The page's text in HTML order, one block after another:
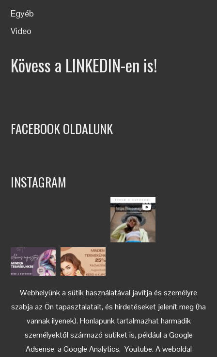
Webhelyünk a sütik használatával javítja és személyre
szabja az Ön tapasztalatait, és hirdetéseket jelenít meg (ha
vannak ilyenek). Honlapunk tartalmazhat harmadik
személyektől származó sütiket is, például a Google
Adsense, a Google Analytics, Youtube. A weboldal
Egyéb
Video
Kövess a LINKEDIN-en is!
FACEBOOK OLDALUNK
INSTAGRAM